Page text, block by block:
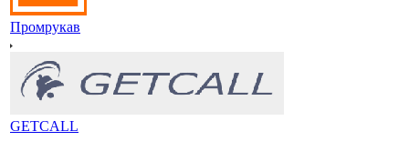
Промрукав
GETCALL